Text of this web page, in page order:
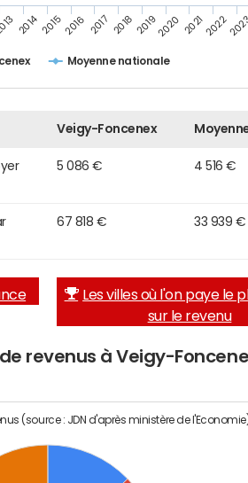
Moyenne nationale
201420152016 2017 201820192020 20212022
Veigy-Foncenex
5 086 € 4 516 €
67 818 € 33 939 €
Les villes où l'on paye le
sur le revenu
revenus à Veigy-
(source : JDN d'après ministère de